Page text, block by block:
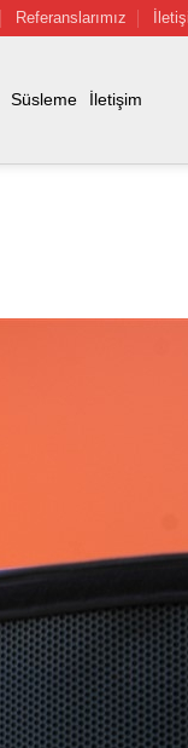
Referanslarımız
Süsleme İletişim